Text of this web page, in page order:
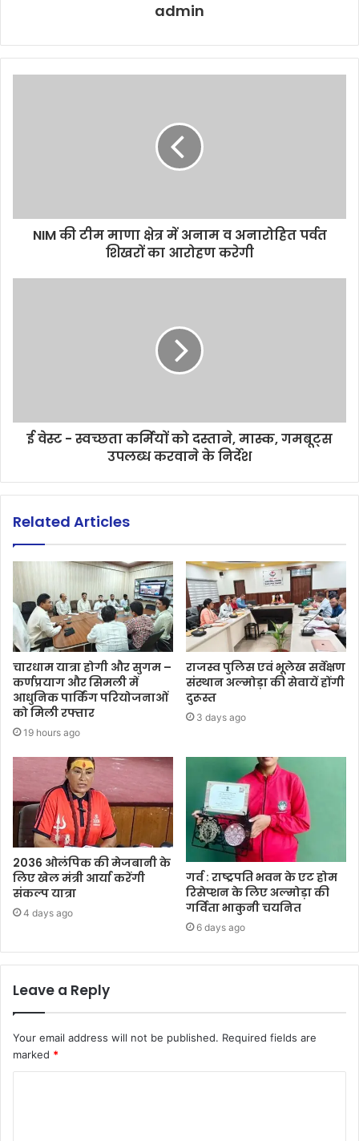
admin
NIM की टीम माणा क्षेत्र में अनाम व अनारोहित पर्वत
शिखरों का आरोहण करेगी
ई वेस्ट - स्वच्छता कर्मियों को दस्ताने, मास्क, गमबूट्स
उपलब्ध करवाने के निर्देश
Related Articles
चारधाम यात्रा होगी और सुगम –
कर्णप्रयाग और सिमली में
आधुनिक पार्किंग परियोजनाओं
को मिली रफ्तार
19 hours ago
राजस्व पुलिस एवं भूलेख सर्वेक्षण
संस्थान अल्मोड़ा की सेवायें होंगी
दुरूस्त
3 days ago
2036 ओलंपिक की मेजबानी के
लिए खेल मंत्री आर्या करेंगी
संकल्प यात्रा
4 days ago
गर्व : राष्ट्रपति भवन के एट होम
रिसेप्शन के लिए अल्मोड़ा की
गर्विता भाकुनी चयनित
6 days ago
Leave a Reply
Your email address will not be published. Required fields are
marked *